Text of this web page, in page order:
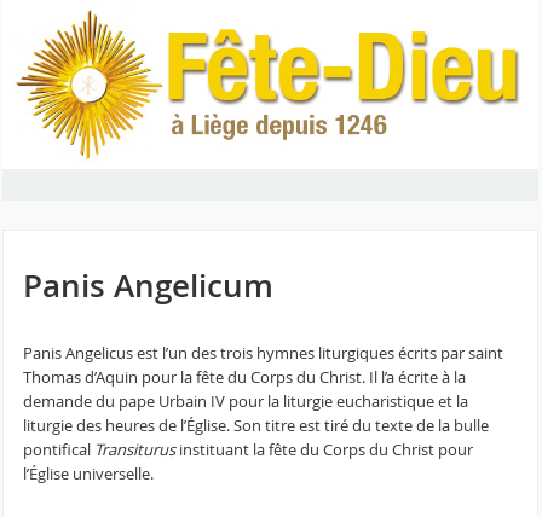
Panis Angelicum
Panis Angelicus est l’un des trois hymnes liturgiques écrits par saint
Thomas d’Aquin pour la fête du Corps du Christ. Il l’a écrite à la
demande du pape Urbain IV pour la liturgie eucharistique et la
liturgie des heures de l’Église. Son titre est tiré du texte de la bulle
pontifical Transiturusinstituant la fête du Corps du Christ pour
l’Église universelle.